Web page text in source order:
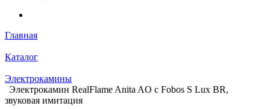
Главная
Каталог
Электрокамины
Электрокамин RealFlame Anita AO с Fobos S Lux BR,
звуковая имитация